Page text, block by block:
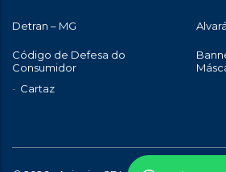
Detran – MG
Código de Defesa do
Consumidor
Cartaz